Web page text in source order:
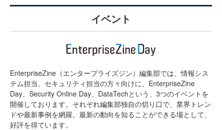
イベント
EnterpriseZine（エンタープライズジン）編集部では、情報シス
テム担当、セキュリティ担当の方々向けに、EnterpriseZine
Day、Security Online Day、DataTechという、3つのイベントを
開催しております。それぞれ編集部独自の切り口で、業界トレン
ドや最新事例を網羅。最新の動向を知ることができる場として、
好評を得ています。